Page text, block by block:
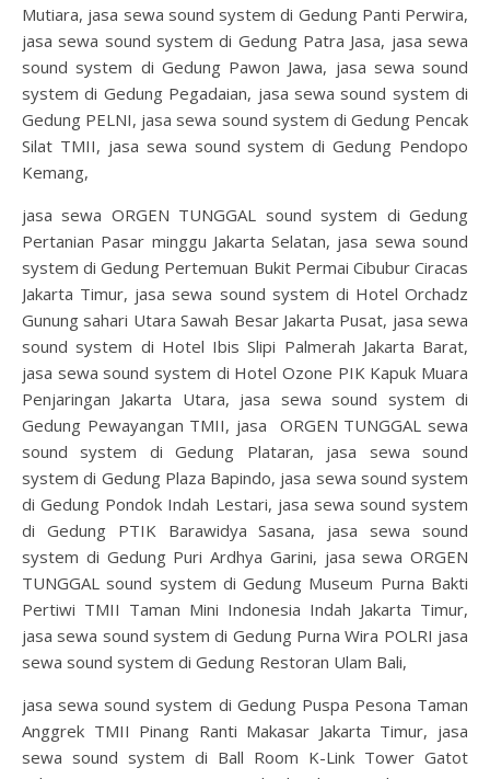
Mutiara, jasa sewa sound system di Gedung Panti Perwira,
jasa sewa sound system di Gedung Patra Jasa, jasa sewa
sound system di Gedung Pawon Jawa, jasa sewa sound
system di Gedung Pegadaian, jasa sewa sound system di
Gedung PELNI, jasa sewa sound system di Gedung Pencak
Silat TMII, jasa sewa sound system di Gedung Pendopo
Kemang,
jasa sewa ORGEN TUNGGAL sound system di Gedung
Pertanian Pasar minggu Jakarta Selatan, jasa sewa sound
system di Gedung Pertemuan Bukit Permai Cibubur Ciracas
Jakarta Timur, jasa sewa sound system di Hotel Orchadz
Gunung sahari Utara Sawah Besar Jakarta Pusat, jasa sewa
sound system di Hotel Ibis Slipi Palmerah Jakarta Barat,
jasa sewa sound system di Hotel Ozone PIK Kapuk Muara
Penjaringan Jakarta Utara, jasa sewa sound system di
Gedung Pewayangan TMII, jasa ORGEN TUNGGAL sewa
sound system di Gedung Plataran, jasa sewa sound
system di Gedung Plaza Bapindo, jasa sewa sound system
di Gedung Pondok Indah Lestari, jasa sewa sound system
di Gedung PTIK Barawidya Sasana, jasa sewa sound
system di Gedung Puri Ardhya Garini, jasa sewa ORGEN
TUNGGAL sound system di Gedung Museum Purna Bakti
Pertiwi TMII Taman Mini Indonesia Indah Jakarta Timur,
jasa sewa sound system di Gedung Purna Wira POLRI jasa
sewa sound system di Gedung Restoran Ulam Bali,
jasa sewa sound system di Gedung Puspa Pesona Taman
Anggrek TMII Pinang Ranti Makasar Jakarta Timur, jasa
sewa sound system di Ball Room K-Link Tower Gatot